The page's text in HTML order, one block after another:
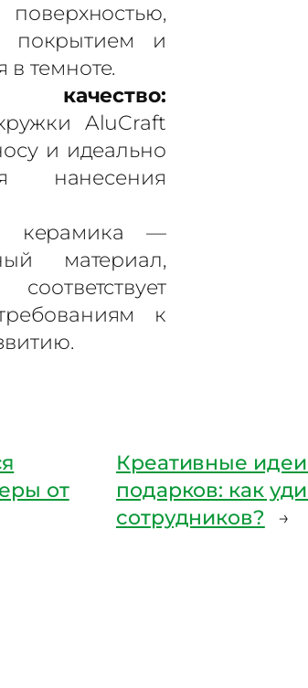
покрытием и
в темноте.
AluCraft
и идеально
нанесения
керамика —
материал,
к
от
Креативные
подарков: как
сотрудников?
→